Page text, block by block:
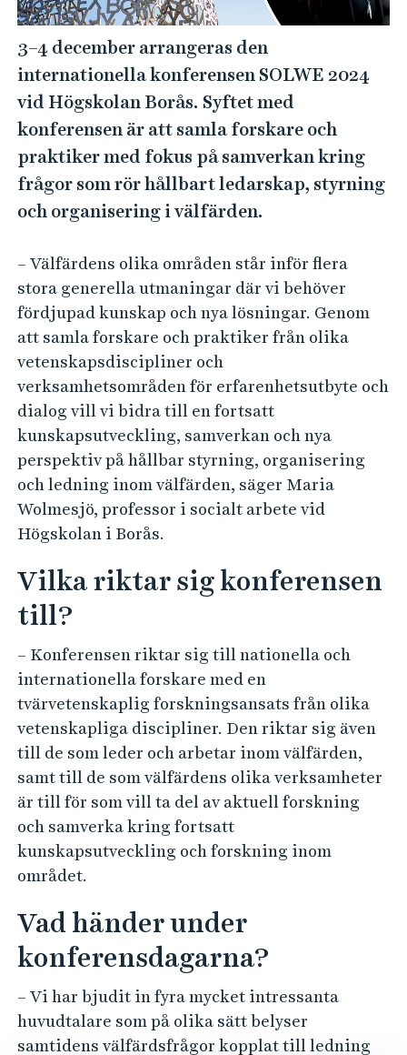
3–4 december arrangeras den
internationella konferensen SOLWE 2024
vid Högskolan Borås. Syftet med
konferensen är att samla forskare och
praktiker med fokus på samverkan kring
frågor som rör hållbart ledarskap, styrning
och organisering i välfärden.
– Välfärdens olika områden står inför flera
stora generella utmaningar där vi behöver
fördjupad kunskap och nya lösningar. Genom
att samla forskare och praktiker från olika
vetenskapsdiscipliner och
verksamhetsområden för erfarenhetsutbyte och
dialog vill vi bidra till en fortsatt
kunskapsutveckling, samverkan och nya
perspektiv på hållbar styrning, organisering
och ledning inom välfärden, säger Maria
Wolmesjö, professor i socialt arbete vid
Högskolan i Borås.
Vilka riktar sig konferensen
till?
– Konferensen riktar sig till nationella och
internationella forskare med en
tvärvetenskaplig forskningsansats från olika
vetenskapliga discipliner. Den riktar sig även
till de som leder och arbetar inom välfärden,
samt till de som välfärdens olika verksamheter
är till för som vill ta del av aktuell forskning
och samverka kring fortsatt
kunskapsutveckling och forskning inom
området.
Vad händer under
konferensdagarna?
– Vi har bjudit in fyra mycket intressanta
huvudtalare som på olika sätt belyser
samtidens välfärdsfrågor kopplat till ledning